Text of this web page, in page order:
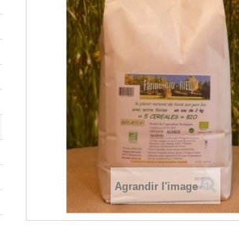
Agrandir l'image